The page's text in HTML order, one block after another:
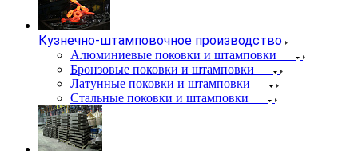
Кузнечно-штамповочное производство
Алюминиевые поковки и штамповки
Бронзовые поковки и штамповки
Латунные поковки и штамповки
Стальные поковки и штамповки